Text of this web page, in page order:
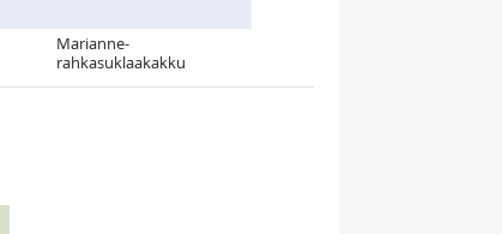
Marianne-
rahkasuklaakakku